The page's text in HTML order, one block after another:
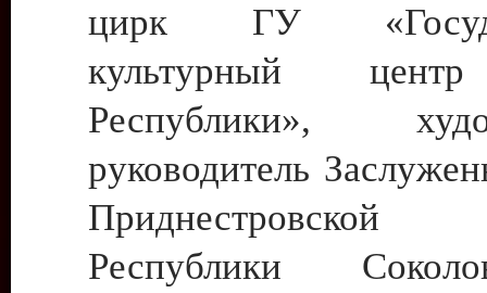
цирк ГУ
культурный
Республики»,
руководитель
Приднестровской
Республики